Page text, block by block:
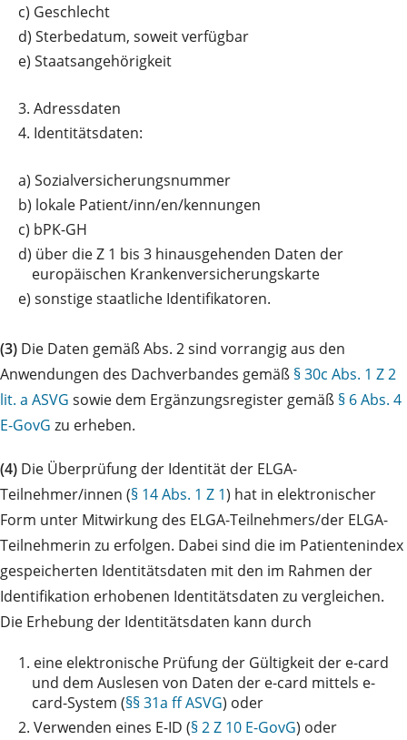
c) Geschlecht
d) Sterbedatum, soweit verfügbar
e) Staatsangehörigkeit
3. Adressdaten
4. Identitätsdaten:
a) Sozialversicherungsnummer
b) lokale Patient/inn/en/kennungen
c) bPK-GH
d) über die Z 1 bis 3 hinausgehenden Daten der
europäischen Krankenversicherungskarte
e) sonstige staatliche Identifikatoren.
(3) Die Daten gemäß Abs. 2 sind vorrangig aus den
Anwendungen des Dachverbandes gemäß § 30c Abs. 1 Z 2
lit. a ASVG sowie dem Ergänzungsregister gemäß § 6 Abs. 4
E-GovG zu erheben.
(4) Die Überprüfung der Identität der ELGA-
Teilnehmer/innen (§ 14 Abs. 1 Z 1) hat in elektronischer
Form unter Mitwirkung des ELGA-Teilnehmers/der ELGA-
Teilnehmerin zu erfolgen. Dabei sind die im Patientenindex
gespeicherten Identitätsdaten mit den im Rahmen der
Identifikation erhobenen Identitätsdaten zu vergleichen.
Die Erhebung der Identitätsdaten kann durch
1. eine elektronische Prüfung der Gültigkeit der e-card
und dem Auslesen von Daten der e-card mittels e-
card-System (§§ 31a ff ASVG) oder
2. Verwenden eines E-ID (§ 2 Z 10 E-GovG) oder